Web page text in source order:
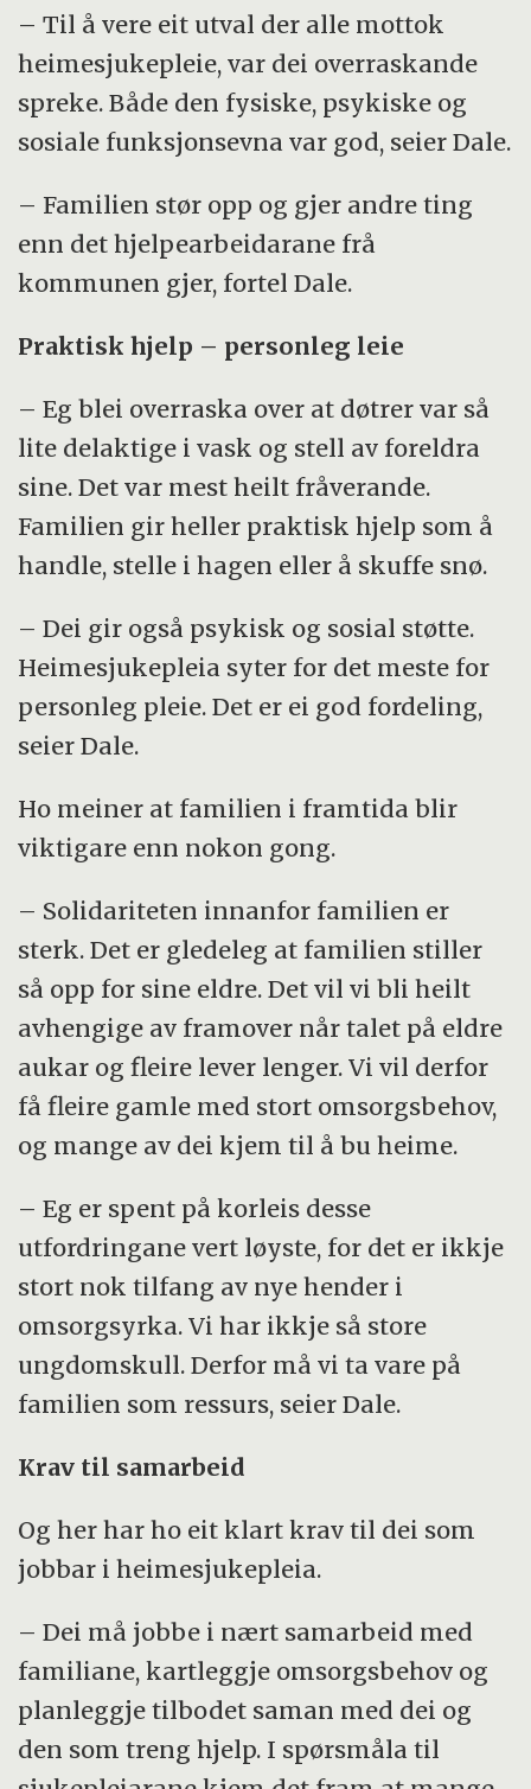
– Til å vere eit utval der alle mottok
heimesjukepleie, var dei overraskande
spreke. Både den fysiske, psykiske og
sosiale funksjonsevna var god, seier Dale.
– Familien stør opp og gjer andre ting
enn det hjelpearbeidarane frå
kommunen gjer, fortel Dale.
Praktisk hjelp – personleg leie
– Eg blei overraska over at døtrer var så
lite delaktige i vask og stell av foreldra
sine. Det var mest heilt fråverande.
Familien gir heller praktisk hjelp som å
handle, stelle i hagen eller å skuffe snø.
– Dei gir også psykisk og sosial støtte.
Heimesjukepleia syter for det meste for
personleg pleie. Det er ei god fordeling,
seier Dale.
Ho meiner at familien i framtida blir
viktigare enn nokon gong.
– Solidariteten innanfor familien er
sterk. Det er gledeleg at familien stiller
så opp for sine eldre. Det vil vi bli heilt
avhengige av framover når talet på eldre
aukar og fleire lever lenger. Vi vil derfor
få fleire gamle med stort omsorgsbehov,
og mange av dei kjem til å bu heime.
– Eg er spent på korleis desse
utfordringane vert løyste, for det er ikkje
stort nok tilfang av nye hender i
omsorgsyrka. Vi har ikkje så store
ungdomskull. Derfor må vi ta vare på
familien som ressurs, seier Dale.
Krav til samarbeid
Og her har ho eit klart krav til dei som
jobbar i heimesjukepleia.
– Dei må jobbe i nært samarbeid med
familiane, kartleggje omsorgsbehov og
planleggje tilbodet saman med dei og
den som treng hjelp. I spørsmåla til